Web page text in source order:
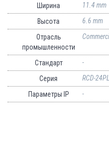
Ширина
11.4 mm
Высота
6.6 mm
Отрасль
промышленности
Стандарт
-
Серия
RCD-24PL
Параметры IP
-